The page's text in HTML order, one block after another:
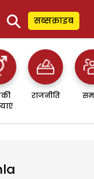
⚲ सब्सक्राइब
राजनीति